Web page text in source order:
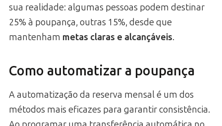
sua realidade: algumas pessoas podem destinar
25% à poupança, outras 15%, desde que
mantenham metas claras e alcançáveis.
Como automatizar a poupança
A automatização da reserva mensal é um dos
métodos mais eficazes para garantir consistência.